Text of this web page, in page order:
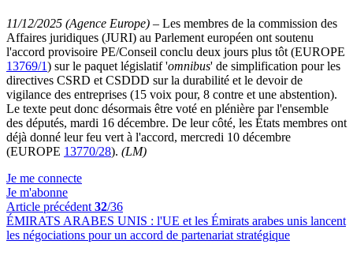
11/12/2025 (Agence Europe) – Les membres de la commission des
Affaires juridiques (JURI) au Parlement européen ont soutenu
l'accord provisoire PE/Conseil conclu deux jours plus tôt (EUROPE
13769/1) sur le paquet législatif 'omnibus' de simplification pour les
directives CSRD et CSDDD sur la durabilité et le devoir de
vigilance des entreprises (15 voix pour, 8 contre et une abstention).
Le texte peut donc désormais être voté en plénière par l'ensemble
des députés, mardi 16 décembre. De leur côté, les États membres ont
déjà donné leur feu vert à l'accord, mercredi 10 décembre
(EUROPE 13770/28). (LM)
Je me connecte
Je m'abonne
Article précédent 32/36
ÉMIRATS ARABES UNIS : l'UE et les Émirats arabes unis lancent
les négociations pour un accord de partenariat stratégique